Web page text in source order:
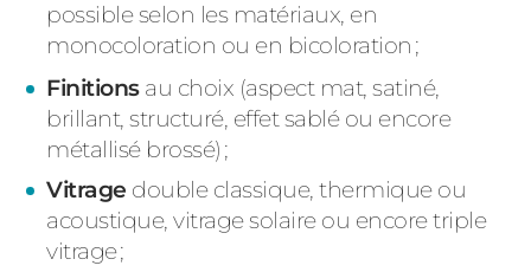
possible selon les matériaux, en
monocoloration ou en bicoloration ;
Finitionsau choix (aspect mat,satiné,
brillant, structuré, effetsablé ou encore
métallisé brossé) ;
Vitrage double classique, thermique ou
acoustique, vitrage solaire ou encore triple
vitrage ;